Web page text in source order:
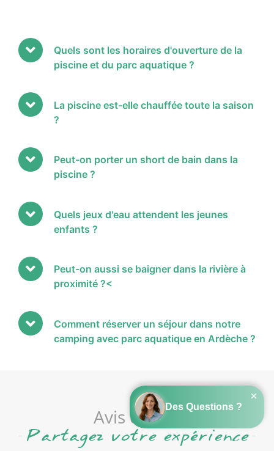
Quels sont les horaires d'ouverture de la
piscine et du parc aquatique ?
La piscine est-elle chauffée toute la saison
?
Peut-on porter un short de bain dans la
piscine ?
Quels jeux d'eau attendent les jeunes
enfants ?
Peut-on aussi se baigner dans la rivière à
proximité ?<
Comment réserver un séjour dans notre
camping avec parc aquatique en Ardèche ?
Avis clients
Partagez votre expérience